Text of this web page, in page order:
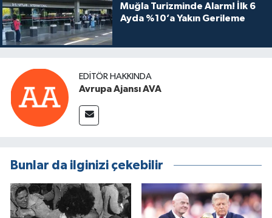
Muğla Turizminde Alarm! İlk 6
Ayda %10’a Yakın Gerileme
EDITÖR HAKKINDA
Avrupa Ajansı AVA
Bunlar da ilginizi çekebilir